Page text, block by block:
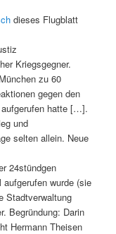
dieses Flugblatt
Kriegsgegner.
zu 60
gegen den
aufgerufen hatte […].
und
selten allein. Neue
24stündgen
wurde (sie
Stadtverwaltung
Begründung: Darin
Hermann Theisen